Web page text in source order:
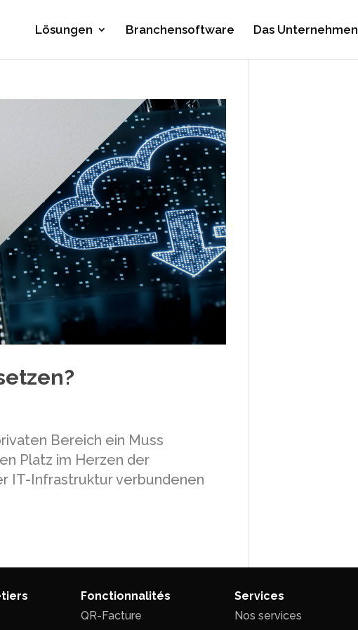
Lösungen Branchensoftware Das Unternehmen
Bereich ein Muss
Platz im Herzen der
IT-Infrastruktur verbundenen
Fonctionnalités
QR-Facture
Services
Nos services